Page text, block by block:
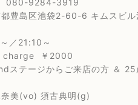
9284-3919
区池袋2-60-6 キムスビル
21:10～
￥2000
ジからご来店の方 ＆ 25歳
美(vo) 須古典明(g)